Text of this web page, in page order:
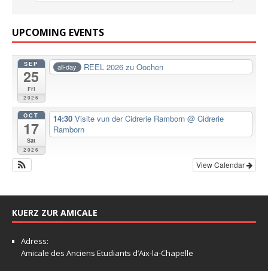
UPCOMING EVENTS
SEP
25
Fri
2026
all-day REEL 2026 zu Oochen
OCT
17
Sat
2026
14:30 Visite vun der Cidrerie Ramborn @ Cidrerie
Ramborn
View Calendar
KUERZ ZUR AMICALE
Adress:
Amicale des Anciens Etudiants d’Aix-la-Chapelle